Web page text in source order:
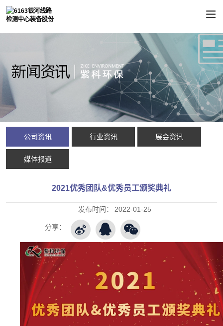
公司资讯 行业资讯 展会资讯
媒体报道
2021优秀团队&优秀员工颁奖典礼
发布时间： 2022-01-25
分享：